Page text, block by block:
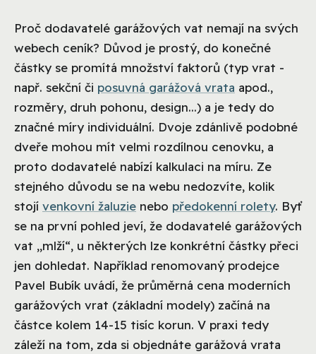
Proč dodavatelé garážových vat nemají na svých
webech ceník? Důvod je prostý, do konečné
částky se promítá množství faktorů (typ vrat -
např. sekční či posuvná garážová vrata apod.,
rozměry, druh pohonu, design...) a je tedy do
značné míry individuální. Dvoje zdánlivě podobné
dveře mohou mít velmi rozdílnou cenovku, a
proto dodavatelé nabízí kalkulaci na míru. Ze
stejného důvodu se na webu nedozvíte, kolik
stojí venkovní žaluzie nebo předokenní rolety. Byť
se na první pohled jeví, že dodavatelé garážových
vat „mlží“, u některých lze konkrétní částky přeci
jen dohledat. Například renomovaný prodejce
Pavel Bubík uvádí, že průměrná cena moderních
garážových vrat (základní modely) začíná na
částce kolem 14-15 tisíc korun. V praxi tedy
záleží na tom, zda si objednáte garážová vrata